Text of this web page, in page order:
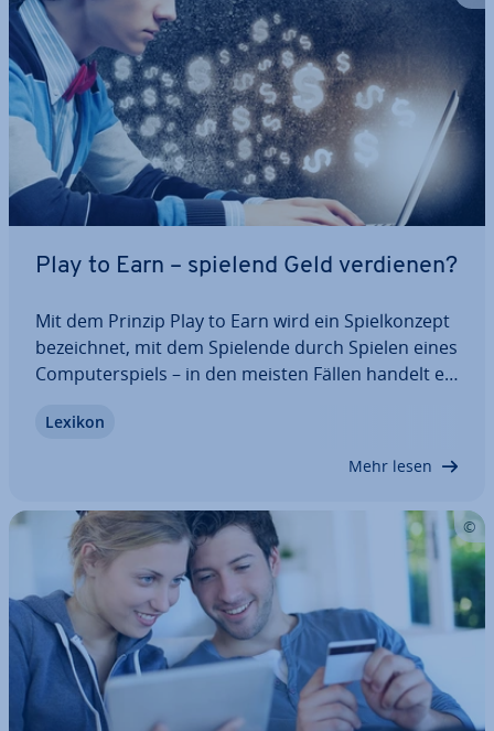
Play to Earn – spielend Geld verdienen?
Mit dem Prinzip Play to Earn wird ein Spiel­kon­zept
be­zeich­net, mit dem Spielende durch Spielen eines
Com­pu­ter­spiels – in den meisten Fällen handelt es
zeigen Ihnen, wie das Geld­ver­die­nen mit NFT-
Lexikon
Mehr lesen